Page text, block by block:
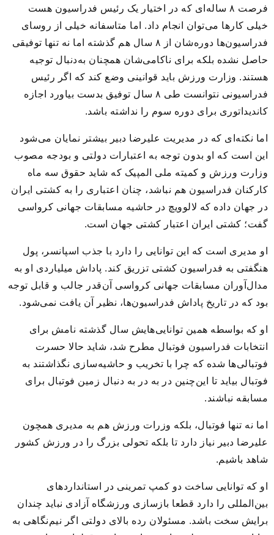
فرصت ۸ ساله‌ای که در اختیار یک رئیس فدراسیون هست
خیلی کارها می‌توان انجام داد. اما متاسفانه خیلی از روسای
فدراسیون‌ها دوره‌شان از ۸ سال هم گذشته اما نه تنها توفیقی
حاصل نشده بلکه برای ناکامی‌شان همچنان به‌دنبال توجیه
هستند. وزارت ورزش باید قوانینی وضع کند که اگر رئیس
فدراسیونی نتوانست طی ۸ سال توفیق بدست بیاورد اجازه
کاندیداتوری برای دوره سوم را نداشته باشد.
اما نکته‌ای که در مدیریت علیرضا دبیر بیشتر نمایان می‌شود
این است که او بدون توجه به اعتبارات دولتی و بودجه مصوب
وزارت ورزش و کمیته ملی المپیک که شاید حقوق سه ماه
کارکنان فدراسیون هم نباشد، چنان اعتباری را به کشتی ایران
در جهان داده که لالوویچ در حاشیه مسابقات جهانی کرواسی
گفت؛ کشتی ایران اعتبار کشتی جهان است.
او مدیری است که این توانایی را دارد با جذب اسپانسر، پول
هنگفتی به فدراسیون کشتی تزریق کند. پاداش میلیاردی او به
مدال‌آوران مسابقات جهانی کرواسی آن‌قدر جالب و قابل توجه
بود که در تاریخ پاداش فدراسیون‌ها، نظیر آن یافت نمی‌شود.
او که بواسطه همین توانایی‌هایش سال گذشته نامش برای
انتخابات فدراسیون فوتبال مطرح شد، شاید حالا حسرت
فوتبالی‌ها شده که چرا با تخریب و حاشیه‌سازی نگذاشتند به
فوتبال بیاید تا این‌چنین در به در به دنبال زمین فوتبال برای
مسابقه نباشند.
اما نه تنها فوتبال، بلکه وزرات ورزش هم به مدیری همچون
علیرضا دبیر نیاز دارد تا بلکه تحولی بزرگ را در ورزش کشور
شاهد باشیم.
او که توانایی ساخت دو کمپ تمرینی در استانداردهای
بین‌المللی را دارد قطعا بازسازی ورزشگاه آزادی نباید چندان
برایش سخت باشد. مسئولان رده بالای دولتی اگر نیم‌نگاهی به